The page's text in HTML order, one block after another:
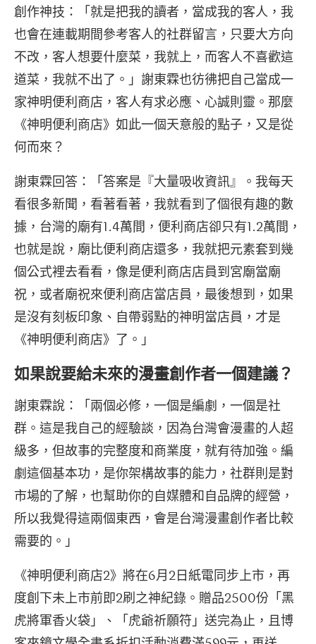
創作神技：「就是把我的讀者，當成我的客人，我
也會在連載期間參考客人的社群留言，只要大方向
不改，客人想要什麼菜，我就上，而客人不喜歡這
道菜，我就不出了。」謝東霖也彷彿把自己當成一
家神明便利商店，客人有求必應、心誠則靈。那麼
《神明便利商店》如此一個天意般的點子，又是從
何而來？
謝東霖回答：「答案是『大量吸收資訊』。我每天
看很多新聞，看著看著，我就看到了個很有趣的數
據，台灣的廟有1.4萬間，便利商店卻只有1.2萬間，
也就是說，廟比便利商店還多，我就把元素套到幾
個公式裡去看看，像是便利商店店員到宮廟當廟
祝，或者廟祝來便利商店當店員，最後想到，如果
是沒有刻板印象、自帶弱點的神明當店員，才是
《神明便利商店》了。」
如果說要給未來的漫畫創作者一個建議？
謝東霖說：「兩個必修，一個是編劇，一個是社
群。這是我自己的經驗談，因為台灣會漫畫的人超
級多，但故事的完整度和商業度，就有待加強。編
劇這個基本功，是你架構故事的能力，社群則是對
市場的了解，也幫助你的自媒體和自品牌的經營，
所以我覺得這兩個東西，會是台灣漫畫創作者比較
需要的。」
《神明便利商店2》將在6月2日紙電同步上市，再
度創下未上市前即2刷之神紀錄。贈品2500份「黑
虎將軍香火袋」、「虎爺祈願符」送完為止，且博